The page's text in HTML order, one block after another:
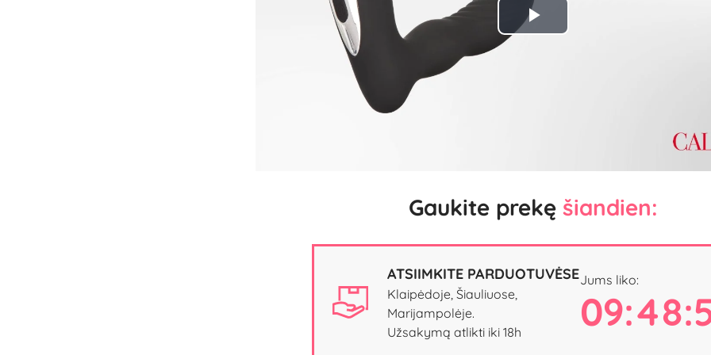
Play
Gaukite prekę šiandien:
ATSIIMKITE PARDUOTUVĖSE
Klaipėdoje, Šiauliuose,
Marijampolėje.
Užsakymą atlikti iki 18h
Jums liko: